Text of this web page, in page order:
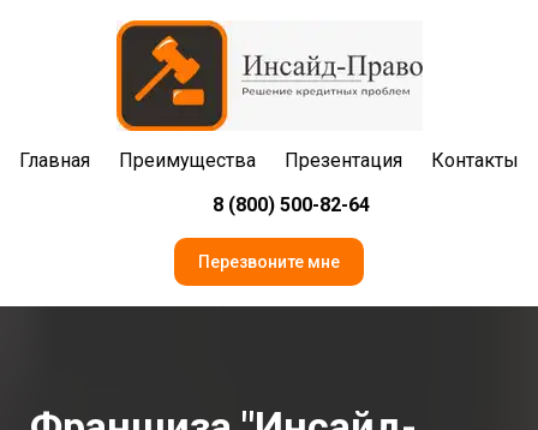
Главная Преимущества Презентация
Контакты
8 (800) 500-82-64
Перезвоните мне